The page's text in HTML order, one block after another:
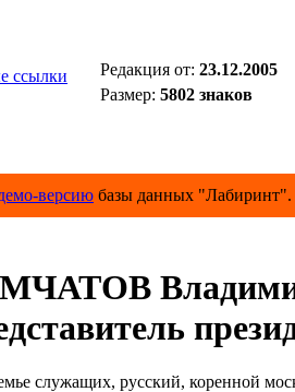
ссылки
Редакция от: 23.12.2005
Размер: 5802 знаков
версию базы данных "Лабиринт".
служащих, русский, коренной